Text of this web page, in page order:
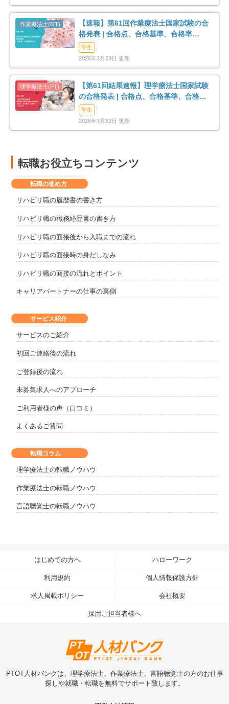
【速報】第61回作業療法士国家試験の合
格発表 | 合格点、合格基準、合格率
（2026年）
学生
2026年3月23日 更新
【第61回結果速報】理学療法士国家試験
の合格発表 | 合格点、合格基準、合格率
（2026年）
学生
2026年3月23日 更新
転職お役立ちコンテンツ
サービス紹介
サービスのご紹介
初回ご連絡後の流れ
ご登録後の流れ
未募集求人へのアプローチ
ご利用者様の声（口コミ）
よくあるご質問
転職の進め方
リハビリ職の履歴書の書き方
リハビリ職の職務経歴書の書き方
リハビリ職の面接後から入職までの流れ
リハビリ職の面接時の身だしなみ
リハビリ職の面接の流れとポイント
キャリアパートナーの仕事の裏側
転職コラム
理学療法士の転職ノウハウ
作業療法士の転職ノウハウ
言語聴覚士の転職ノウハウ
はじめての方へ ハローワーク
利用規約 個人情報保護方針
求人掲載ポリシー 会社概要
採用ご担当者様へ
PTOT人材バンクは、理学療法士、作業療法士、言語聴覚士の方のお仕事
探しや就職・転職を無料でサポート致します。